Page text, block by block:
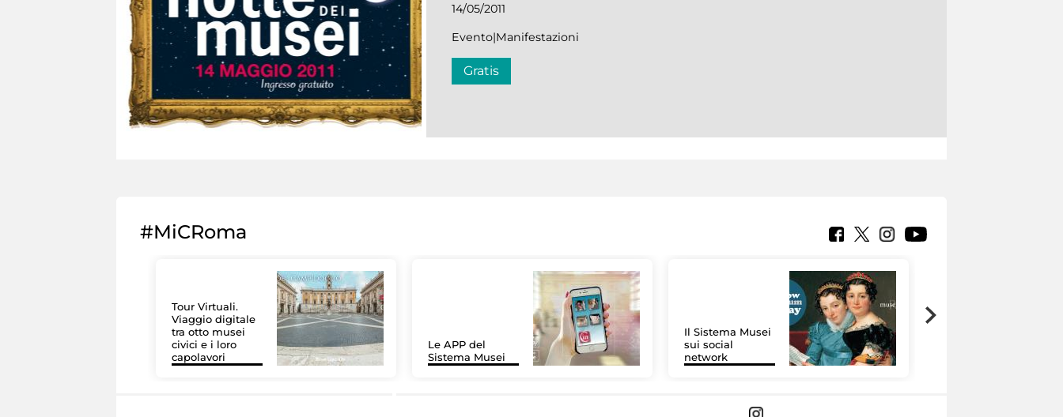
14/05/2011
Evento|Manifestazioni
Gratis
#MiCRoma
Tour Virtuali.
Viaggio digitale
tra otto musei
civici e i loro
capolavori
Le APP del
Sistema Musei
Il Sistema Musei
sui social
network